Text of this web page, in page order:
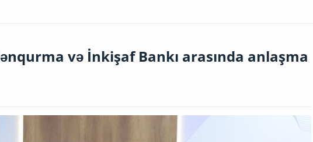
və İnkişaf Bankı arasında anlaşma